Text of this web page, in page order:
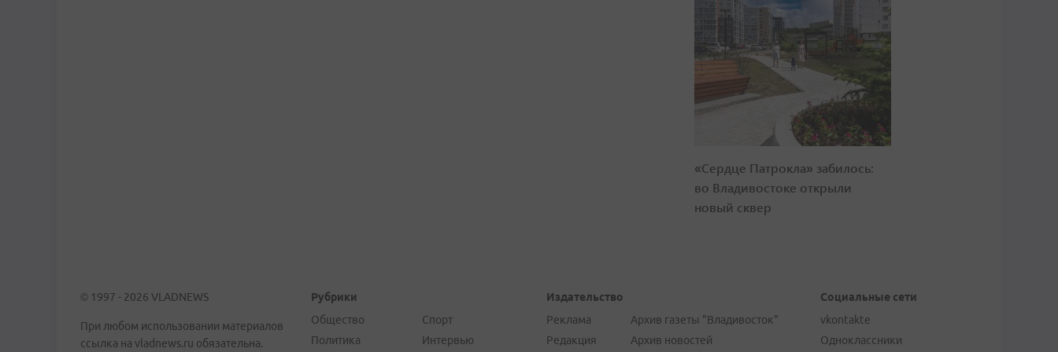
«Сердце Патрокла» забилось:
во Владивостоке открыли
новый сквер
© 1997 - 2026 VLADNEWS
При любом использовании материалов
ссылка на vladnews.ru обязательна.
Рубрики
Общество
Политика
Спорт
Интервью
Издательство
Реклама
Редакция
Архив газеты "Владивосток"
Архив новостей
Социальные сети
vkontakte
Одноклассники